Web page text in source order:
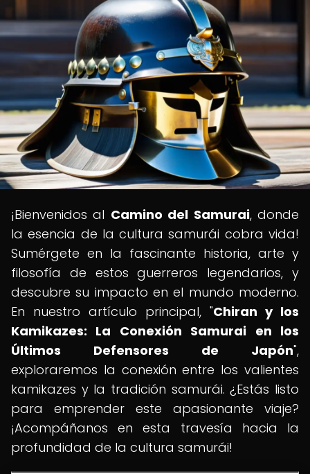
¡Bienvenidos al Camino del Samurai, donde
la esencia de la cultura samurái cobra vida!
Sumérgete en la fascinante historia, arte y
filosofía de estos guerreros legendarios, y
descubre su impacto en el mundo moderno.
En nuestro artículo principal, "Chiran y los
Kamikazes: La Conexión Samurai en los
Últimos Defensores de Japón",
exploraremos la conexión entre los valientes
kamikazes y la tradición samurái. ¿Estás listo
para emprender este apasionante viaje?
¡Acompáñanos en esta travesía hacia la
profundidad de la cultura samurái!